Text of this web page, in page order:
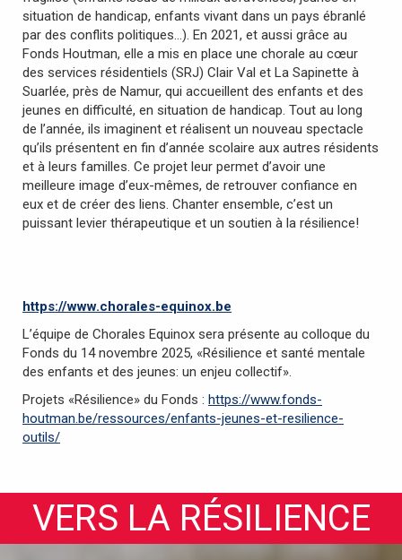
situation de handicap, enfants vivant dans un pays ébranlé
par des conflits politiques…). En 2021, et aussi grâce au
Fonds Houtman, elle a mis en place une chorale au cœur
des services résidentiels (SRJ) Clair Val et La Sapinette à
Suarlée, près de Namur, qui accueillent des enfants et des
jeunes en difficulté, en situation de handicap. Tout au long
de l’année, ils imaginent et réalisent un nouveau spectacle
qu’ils présentent en fin d’année scolaire aux autres résidents
et à leurs familles. Ce projet leur permet d’avoir une
meilleure image d’eux-mêmes, de retrouver confiance en
eux et de créer des liens. Chanter ensemble, c’est un
puissant levier thérapeutique et un soutien à la résilience!
https://www.chorales-equinox.be
L’équipe de Chorales Equinox sera présente au colloque du
Fonds du 14 novembre 2025, «Résilience et santé mentale
des enfants et des jeunes: un enjeu collectif».
Projets «Résilience» du Fonds : https://www.fonds-
houtman.be/ressources/enfants-jeunes-et-resilience-
outils/
VERS LA RÉSILIENCE